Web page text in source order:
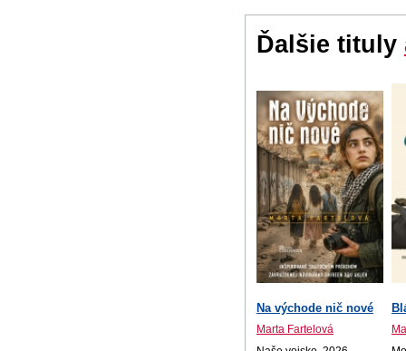
Ďalšie tituly
Na východe nič nové
Marta Fartelová